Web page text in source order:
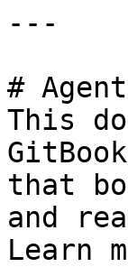
---
#
This
that
and
Learn